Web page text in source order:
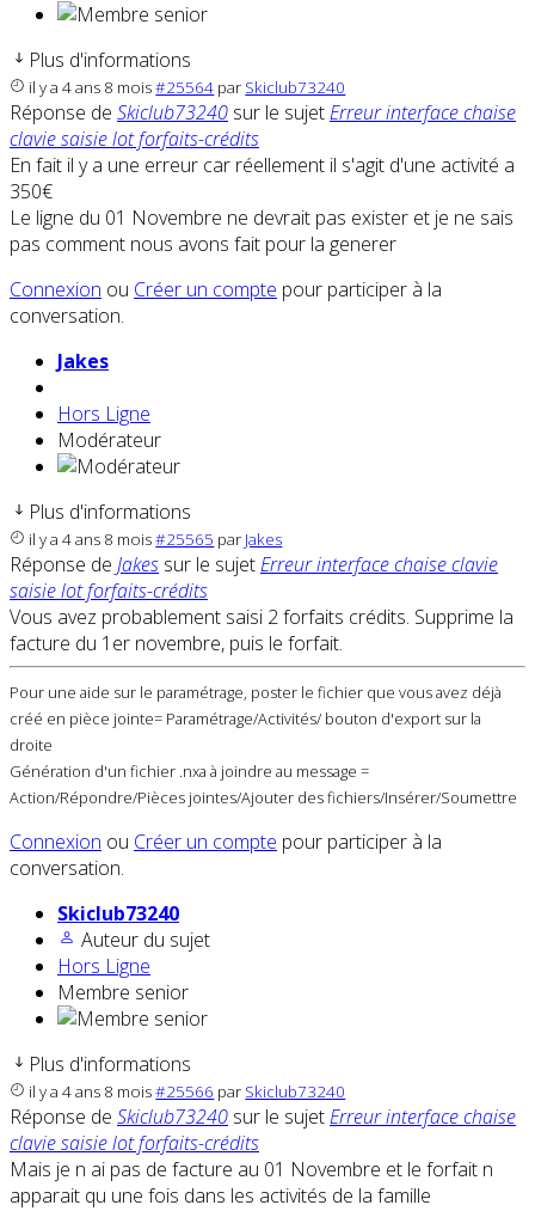
Plus d'informations
il y a 4 ans 8 mois#25564 par Skiclub73240
Réponse de Skiclub73240 sur le sujetErreur interface chaise
clavie saisie lot forfaits-crédits
En fait il y a une erreur car réellement il s'agit d'une activité a
350€
Le ligne du 01 Novembre ne devrait pas exister et je ne sais
pas comment nous avons fait pour la generer
Connexion ou Créer un compte pour participer à la
conversation.
Jakes
Hors Ligne
Modérateur
Plus d'informations
il y a 4 ans 8 mois#25565 par Jakes
Réponse de Jakes sur le sujetErreur interface chaise clavie
saisie lot forfaits-crédits
Vous avez probablement saisi 2 forfaits crédits. Supprime la
facture du 1er novembre, puis le forfait.
Pour une aide sur le paramétrage, poster le fichier que vous avez déjà
créé en pièce jointe= Paramétrage/Activités/ bouton d'export sur la
droite
Génération d'un fichier .nxa à joindre au message =
Action/Répondre/Pièces jointes/Ajouter des fichiers/Insérer/Soumettre
Connexion ou Créer un compte pour participer à la
conversation.
Skiclub73240
Auteur du sujet
Hors Ligne
Membre senior
Plus d'informations
il y a 4 ans 8 mois#25566 par Skiclub73240
Réponse de Skiclub73240 sur le sujetErreur interface chaise
clavie saisie lot forfaits-crédits
Mais je n ai pas de facture au 01 Novembre et le forfait n
apparait qu une fois dans les activités de la famille